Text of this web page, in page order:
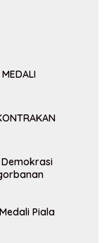
Demokrasi
Piala